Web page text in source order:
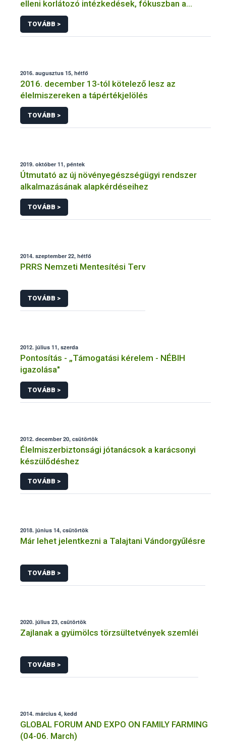
elleni korlátozó intézkedések, fókuszban a
biológiai védekezés
TOVÁBB >
2016. augusztus 15, hétfő
2016. december 13-tól kötelező lesz az
élelmiszereken a tápértékjelölés
TOVÁBB >
2019. október 11, péntek
Útmutató az új növényegészségügyi rendszer
alkalmazásának alapkérdéseihez
TOVÁBB >
2014. szeptember 22, hétfő
PRRS Nemzeti Mentesítési Terv
TOVÁBB >
2012. július 11, szerda
Pontosítás - „Támogatási kérelem - NÉBIH
igazolása"
TOVÁBB >
2012. december 20, csütörtök
Élelmiszerbiztonsági jótanácsok a karácsonyi
készülődéshez
TOVÁBB >
2018. június 14, csütörtök
Már lehet jelentkezni a Talajtani Vándorgyűlésre
TOVÁBB >
2020. július 23, csütörtök
Zajlanak a gyümölcs törzsültetvények szemléi
TOVÁBB >
2014. március 4, kedd
GLOBAL FORUM AND EXPO ON FAMILY FARMING
(04-06. March)